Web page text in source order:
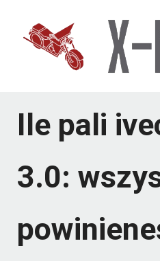
Ile pali
3.0: